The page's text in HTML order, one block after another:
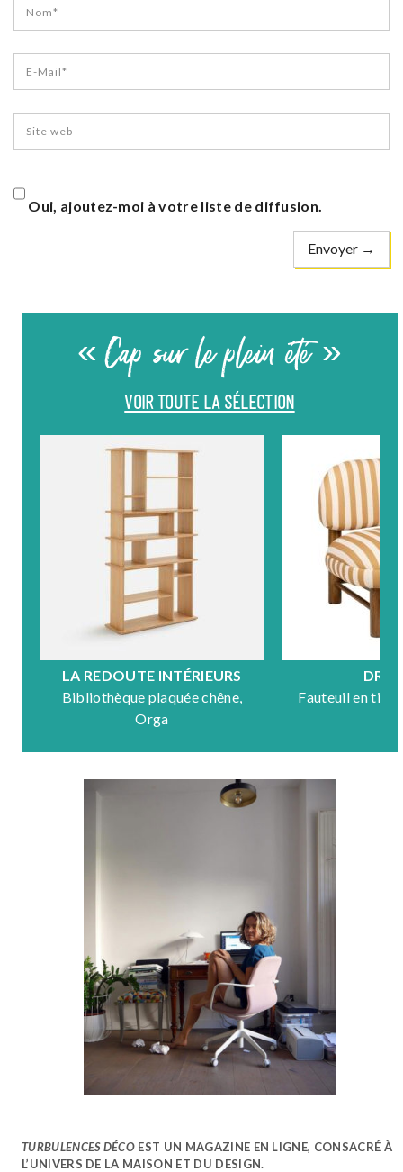
Oui, ajoutez-moi à votre liste de diffusion.
« Cap sur le plein été »
VOIR TOUTE LA SÉLECTION
LA REDOUTE INTÉRIEURS
Bibliothèque plaquée chêne,
Orga
Fauteuil en
TURBULENCES DÉCO EST UN MAGAZINE EN LIGNE, CONSACRÉ À
L’UNIVERS DE LA MAISON ET DU DESIGN.